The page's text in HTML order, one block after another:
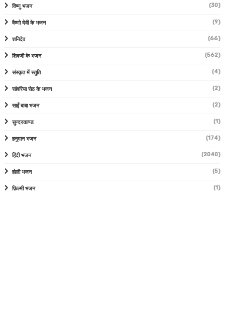
विष्णु भजन (30)
वैष्णो देवी के भजन (9)
शनिदेव (66)
शिवजी के भजन (562)
संस्कृत में स्तुति (4)
सांवरिया सेठ के भजन (2)
साईं बाबा भजन (2)
सुन्दरकाण्ड (1)
हनुमान भजन (174)
हिंदी भजन (2040)
होली भजन (5)
फ़िल्मी भजन (1)